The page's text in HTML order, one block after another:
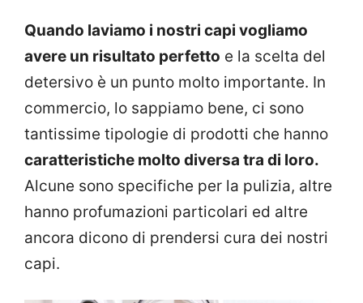
Quando laviamo i nostri capi vogliamo
avere un risultato perfetto e la scelta del
detersivo è un punto molto importante. In
commercio, lo sappiamo bene, ci sono
tantissime tipologie di prodotti che hanno
caratteristiche molto diversa tra di loro.
Alcune sono specifiche per la pulizia, altre
hanno profumazioni particolari ed altre
ancora dicono di prendersi cura dei nostri
capi.